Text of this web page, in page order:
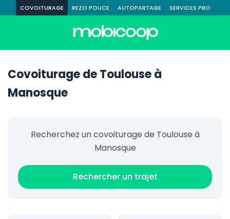
COVOITURAGE REZO POUCE AUTOPARTAGE SERVICES PRO
Covoiturage de Toulouse à
Manosque
Recherchez un covoiturage de Toulouse à
Manosque
Rechercher un trajet